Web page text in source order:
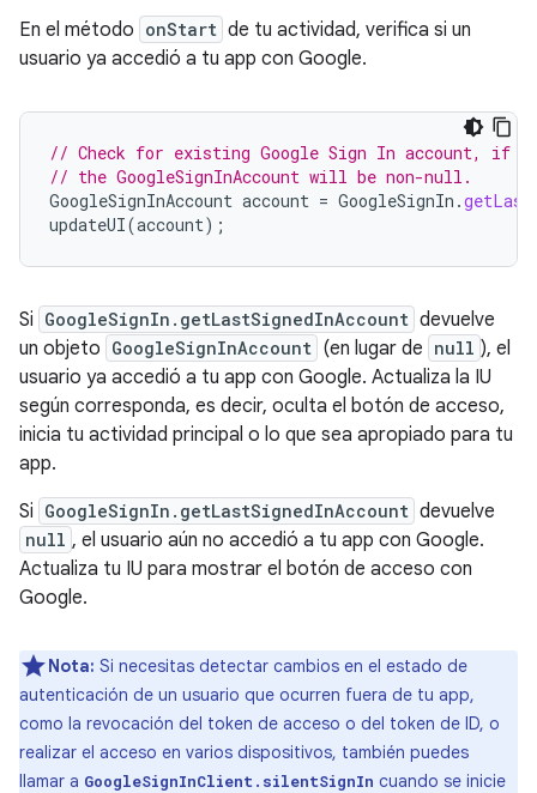
En el método onStart de tu actividad, verifica si un
usuario ya accedió a tu app con Google.
// Check for existing Google Sign In account, if
// the GoogleSignInAccount will be non-null.
GoogleSignInAccount account = GoogleSignIn .
updateUI(account);
Si GoogleSignIn.getLastSignedInAccount devuelve
un objeto GoogleSignInAccount (en lugar de null ), el
usuario ya accedió a tu app con Google. Actualiza la IU
según corresponda, es decir, oculta el botón de acceso,
inicia tu actividad principal o lo que sea apropiado para tu
app.
Si GoogleSignIn.getLastSignedInAccount devuelve
null , el usuario aún no accedió a tu app con Google.
Actualiza tu IU para mostrar el botón de acceso con
Google.
Nota: Si necesitas detectar cambios en el estado de
autenticación de un usuario que ocurren fuera de tu app,
como la revocación del token de acceso o del token de ID, o
realizar el acceso en varios dispositivos, también puedes
llamar a GoogleSignInClient.silentSignIn cuando se inicie